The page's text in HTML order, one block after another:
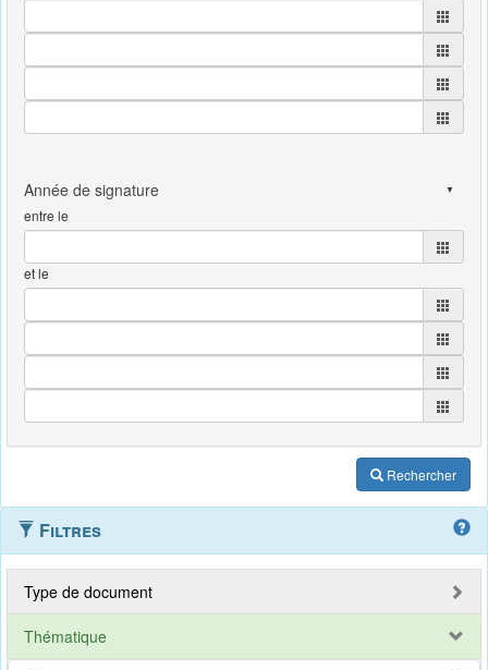
entre le
et le
Rechercher
Filtres
Type de document
Thématique